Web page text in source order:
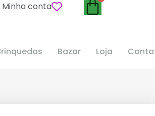
Minha conta
Bazar Loja